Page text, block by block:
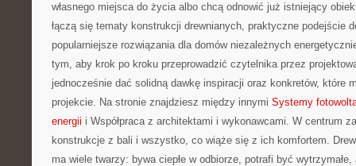
własnego miejsca do życia albo chcą odnowić już istniejący
łączą się tematy konstrukcji drewnianych, praktyczne podejście
popularniejsze rozwiązania dla domów niezależnych
tym, aby krok po kroku przeprowadzić czytelnika przez
jednocześnie dać solidną dawkę inspiracji oraz konkretów, które
projekcie. Na stronie znajdziesz między innymi Systemy
energii i Współpraca z architektami i wykonawcami. W centrum
konstrukcje z bali i wszystko, co wiąże się z ich komfortem.
ma wiele twarzy: bywa ciepłe w odbiorze, potrafi być